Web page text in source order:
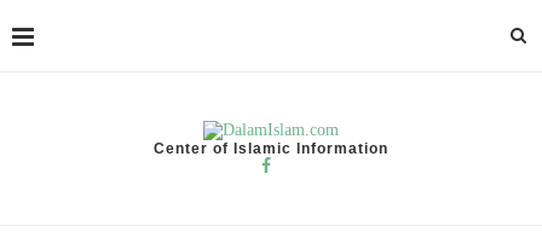
Center of Islamic Information